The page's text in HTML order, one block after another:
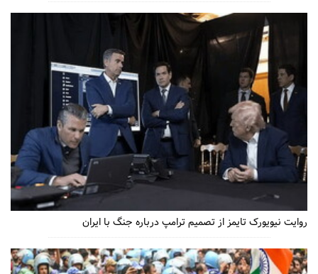
روایت نیویورک تایمز از تصمیم ترامپ درباره جنگ با ایران